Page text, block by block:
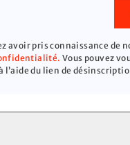
avoir pris connaissance de
Vous pouvez
l’aide du lien de